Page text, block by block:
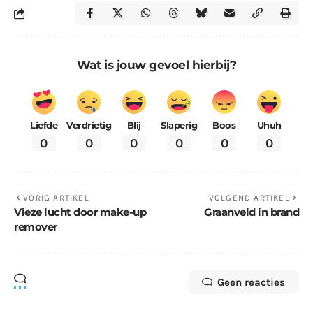
Wat is jouw gevoel hierbij?
Liefde
0
Verdrietig
0
Blij
0
Slaperig
0
Boos
0
Uhuh
0
VORIG ARTIKEL
Vieze lucht door make-up
remover
VOLGEND ARTIKEL
Graanveld in brand
Geen reacties